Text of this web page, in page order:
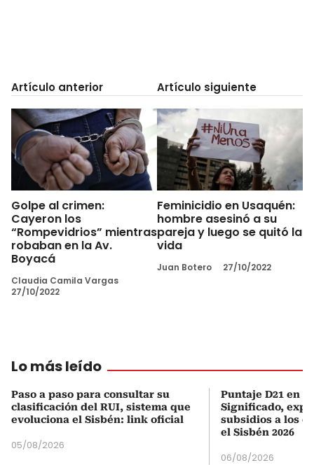
Artículo anterior
Golpe al crimen:
Cayeron los
“Rompevidrios” mientras
robaban en la Av.
Boyacá
Claudia Camila Vargas
27/10/2022
Artículo siguiente
Feminicidio en Usaquén:
hombre asesinó a su
pareja y luego se quitó la
vida
Juan Botero 27/10/2022
Lo más leído
Paso a paso para consultar su
clasificación del RUI, sistema que
evoluciona el Sisbén: link oficial
05/08/2026
Puntaje D21 en
Significado,
subsidios a los
el Sisbén 2026
06/08/2026